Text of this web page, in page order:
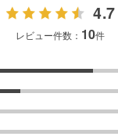
4.7
レビュー件数： 10件